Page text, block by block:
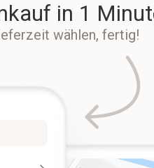
in 1
wählen, fertig!